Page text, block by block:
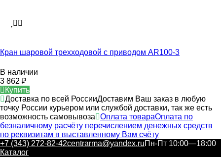
Кран шаровой трехходовой с приводом AR100-3
В наличии
3 862 ₽
Купить
Доставка по всей РоссииДоставим Ваш заказ в любую
точку России курьером или службой доставки, так же есть
возможность самовывоза
Оплата товараОплата по
безналичному расчёту перечислением денежных средств
по реквизитам в выставленному Вам счёту
+7 (343) 272-82-42centrarma@yandex.ruПн-Пт 10:00—18:00
Каталог